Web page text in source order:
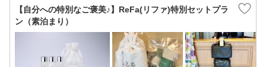
【自分への特別なご褒美♪】ReFa(リファ)特別セットプラ
ン（素泊まり）